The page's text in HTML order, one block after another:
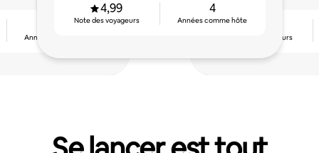
Années comme hôte
4,99
Note des voyageurs
4
Années comme hôte
Note des voyageurs